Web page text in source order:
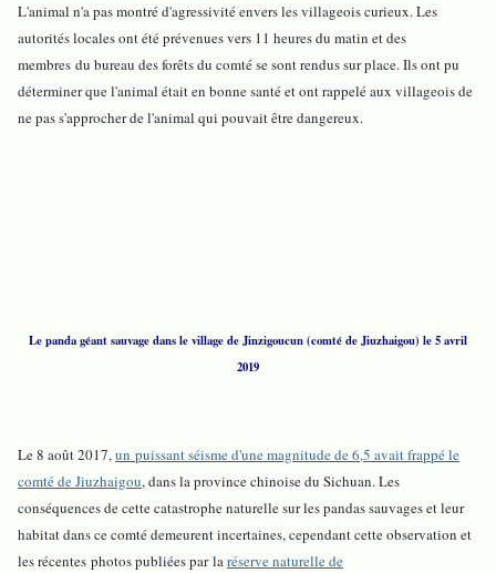
L'animal n'a pas montré d'agressivité envers les villageois curieux. Les
autorités locales ont été prévenues vers 11 heures du matin et des
membres du bureau des forêts du comté se sont rendus sur place. Ils ont pu
déterminer que l'animal était en bonne santé et ont rappelé aux villageois de
ne pas s'approcher de l'animal qui pouvait être dangereux.
Le panda géant sauvage dans le village de Jinzigoucun (comté de Jiuzhaigou) le 5 avril
2019
Le 8 août 2017,un puissant séisme d'une magnitude de 6,5 avait frappé le
comté de Jiuzhaigou, dans la province chinoise du Sichuan. Les
conséquences de cette catastrophe naturelle sur les pandas sauvages et leur
habitat dans ce comté demeurent incertaines, cependant cette observation et
les récentes photos publiées par laréserve naturelle de